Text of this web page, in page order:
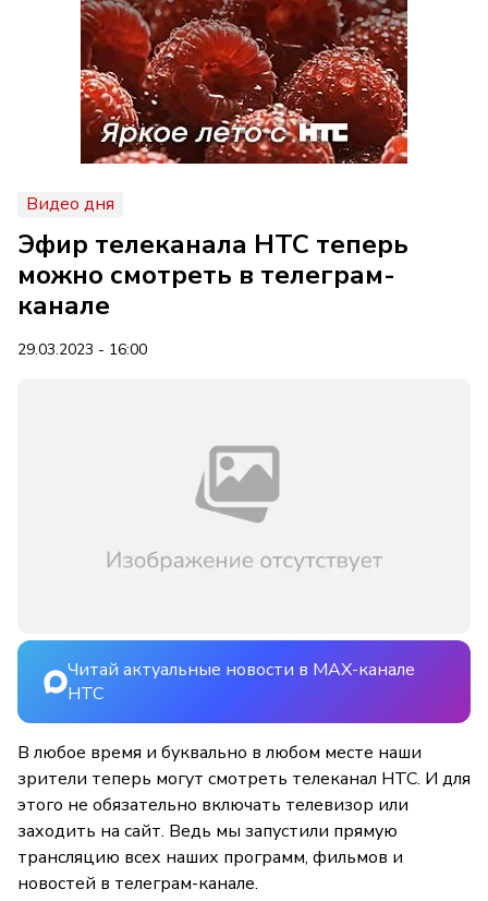
Видео дня
Эфир телеканала НТС теперь
можно смотреть в телеграм-
канале
29.03.2023 - 16:00
Читай актуальные новости в MAX-канале
НТС
В любое время и буквально в любом месте наши
зрители теперь могут смотреть телеканал НТС. И для
этого не обязательно включать телевизор или
заходить на сайт. Ведь мы запустили прямую
трансляцию всех наших программ, фильмов и
новостей в телеграм-канале.